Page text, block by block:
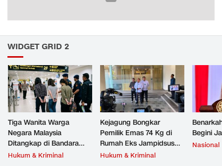
WIDGET GRID 2
Tiga Wanita Warga
Negara Malaysia
Ditangkap di Bandara
Soetta, Bawa Beragam
Hukum & Kriminal
Kejagung Bongkar
Pemilik Emas 74 Kg di
Rumah Eks Jampidsus
Febrie Adriansyah
Hukum & Kriminal
Begini
Nasional